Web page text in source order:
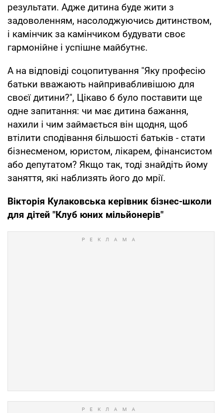
результати. Адже дитина буде жити з
задоволенням, насолоджуючись дитинством,
і камінчик за камінчиком будувати своє
гармонійне і успішне майбутнє.
А на відповіді соцопитування "Яку професію
батьки вважають найпривабливішою для
своєї дитини?", Цікаво б було поставити ще
одне запитання: чи має дитина бажання,
нахили і чим займається він щодня, щоб
втілити сподівання більшості батьків - стати
бізнесменом, юристом, лікарем, фінансистом
або депутатом? Якщо так, тоді знайдіть йому
заняття, які наблизять його до мрії.
Вікторія Кулаковська керівник бізнес-школи
для дітей "Клуб юних мільйонерів"